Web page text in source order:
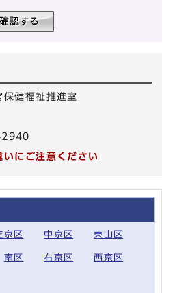
保健福祉推進室
にご注意ください
京区 中京区 東山区
南区 右京区 西京区